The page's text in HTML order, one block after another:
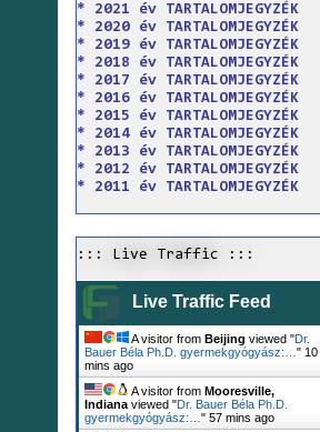
* 2021 év TARTALOMJEGYZÉK
* 2020 év TARTALOMJEGYZÉK
* 2019 év TARTALOMJEGYZÉK
* 2018 év TARTALOMJEGYZÉK
* 2017 év TARTALOMJEGYZÉK
* 2016 év TARTALOMJEGYZÉK
* 2015 év TARTALOMJEGYZÉK
* 2014 év TARTALOMJEGYZÉK
* 2013 év TARTALOMJEGYZÉK
* 2012 év TARTALOMJEGYZÉK
* 2011 év TARTALOMJEGYZÉK
::: Live Traffic :::
Live Traffic Feed
A visitor from Beijing viewed "Dr.
Bauer Béla Ph.D. gyermekgyógyász:… " 10
mins ago
A visitor from Mooresville,
Indiana viewed "Dr. Bauer Béla Ph.D.
gyermekgyógyász:… " 57 mins ago